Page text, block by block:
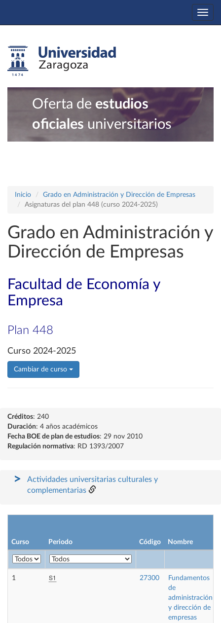
Oferta de estudios
oficiales universitarios
Inicio
Grado en Administración y Dirección de Empresas
Asignaturas del plan 448 (curso 2024-2025)
Grado en Administración y
Dirección de Empresas
Facultad de Economía y
Empresa
Plan 448
Curso 2024-2025
Cambiar de curso
Créditos: 240
Duración: 4 años académicos
Fecha BOE de plan de estudios: 29 nov 2010
Regulación normativa: RD 1393/2007
Actividades universitarias culturales y
complementarias
Curso Periodo Código Nombre
1 S1 27300
Fundamentos
de
administración
y dirección de
empresas